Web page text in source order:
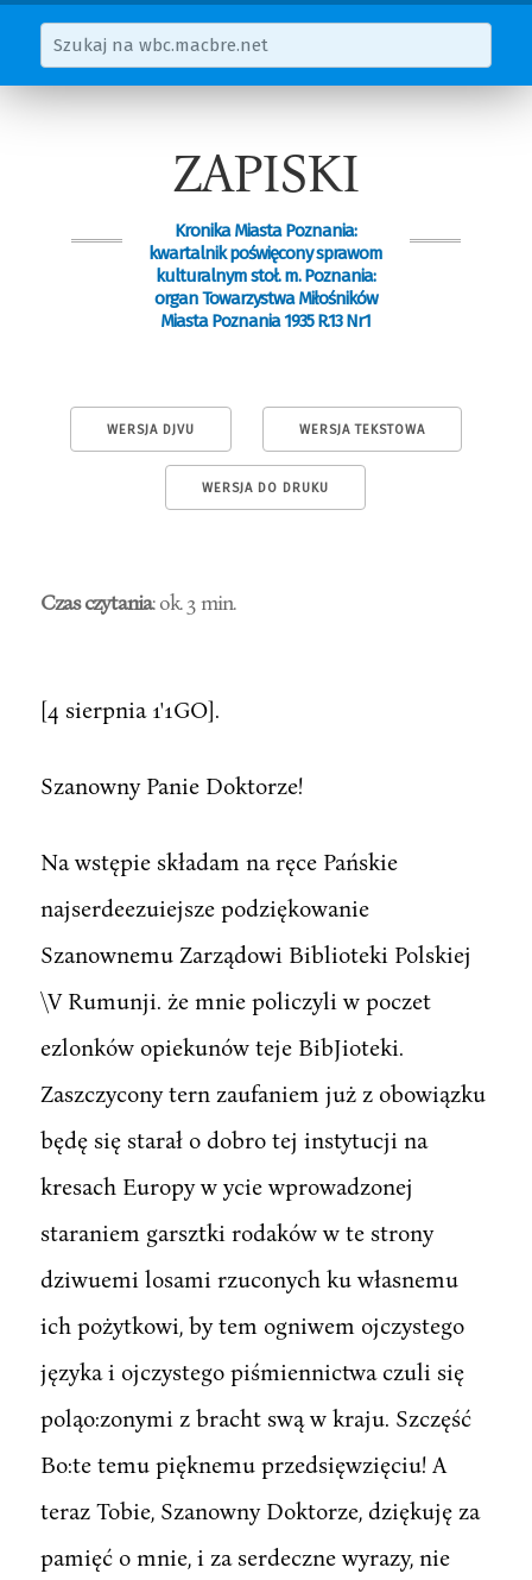
ZAPISKI
Kronika Miasta Poznania:
kwartalnik poświęcony sprawom
kulturalnym stoł. m. Poznania:
organ Towarzystwa Miłośników
Miasta Poznania 1935 R.13 Nr1
WERSJA DJVU WERSJA TEKSTOWA
WERSJA DO DRUKU
Czas czytania: ok. 3 min.
[4 sierpnia 1'1GO].
Szanowny Panie Doktorze!
Na wstępie składam na ręce Pańskie
najserdeezuiejsze podziękowanie
Szanownemu Zarządowi Biblioteki Polskiej
\V Rumunji. że mnie policzyli w poczet
ezlonków opiekunów teje BibJioteki.
Zaszczycony tern zaufaniem już z obowiązku
będę się starał o dobro tej instytucji na
kresach Europy w ycie wprowadzonej
staraniem garsztki rodaków w te strony
dziwuemi losami rzuconych ku własnemu
ich pożytkowi, by tem ogniwem ojczystego
języka i ojczystego piśmiennictwa czuli się
poląo:zonymi z bracht swą w kraju. Szczęść
Bo:te temu pięknemu przedsięwzięciu! A
teraz Tobie, Szanowny Doktorze, dziękuję za
pamięć o mnie, i za serdeczne wyrazy, nie